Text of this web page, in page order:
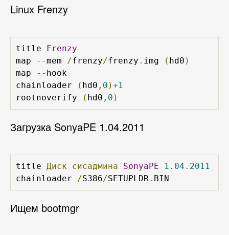
Linux Frenzy
title Frenzy
map
--mem /frenzy/frenzy . img ( hd0 )
map
-- hook
chainloader
( hd0 , 0 )+1
rootnoverify
( hd0 , 0 )
Загрузка SonyaPE 1.04.2011
title Диск сисадмина SonyaPE 1.04 . 2011
chainloader
/S386/SETUPLDR . BIN
Ищем bootmgr